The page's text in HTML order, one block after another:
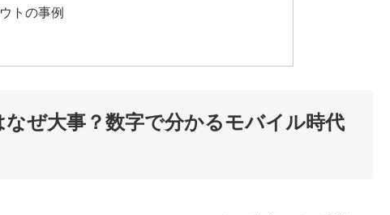
トの事例
ぜ大事？数字で分かるモバイル時代